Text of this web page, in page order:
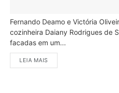
Fernando Deamo e Victória
cozinheira Daiany Rodrigues de
facadas em um...
LEIA MAIS